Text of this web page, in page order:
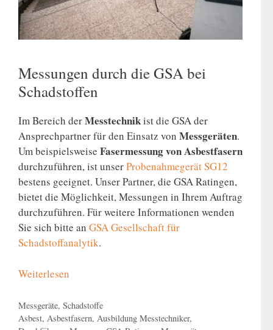
Messungen durch die GSA bei
Schadstoffen
Im Bereich derMesstechnikist die GSA der
Ansprechpartner für den Einsatz von Messgeräten.
Um beispielsweise Fasermessung von Asbestfasern
durchzuführen, ist unserProbenahmegerät SG12
bestens geeignet. Unser Partner, die GSA Ratingen,
bietet die Möglichkeit, Messungen in Ihrem Auftrag
durchzuführen. Für weitere Informationen wenden
Sie sich bitte an GSA Gesellschaft für
Schadstoffanalytik.
Weiterlesen
Kategorien
Messgeräte, Schadstoffe
Schlagwörter
Asbest, Asbestfasern, Ausbildung Messtechniker,